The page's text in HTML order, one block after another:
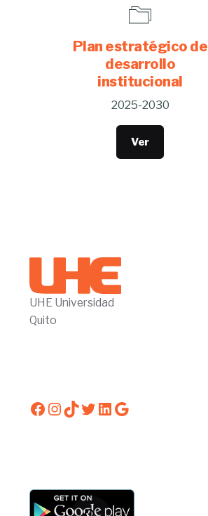
Plan estratégico de
desarrollo
institucional
2025-2030
Ver
UHE Universidad
Quito
Facebook
Instagram
TikTok
Twitter
LinkedIn
Google